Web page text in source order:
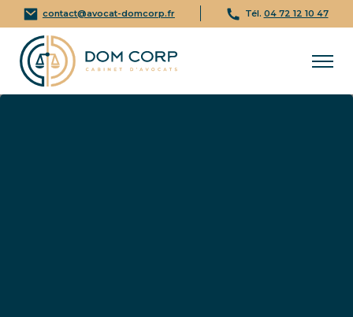
contact@avocat-domcorp.fr Tél. 04 72 12 10 47